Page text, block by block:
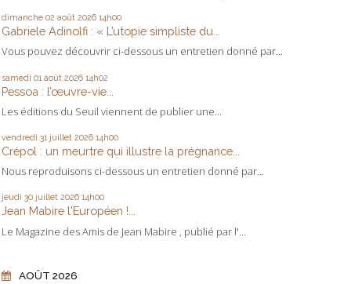
dimanche 02 août 2026 14h00
Gabriele Adinolfi : « L’utopie simpliste du...
Vous pouvez découvrir ci-dessous un entretien donné par...
samedi 01 août 2026 14h02
Pessoa : l’œuvre-vie...
Les éditions du Seuil viennent de publier une...
vendredi 31 juillet 2026 14h00
Crépol : un meurtre qui illustre la prégnance...
Nous reproduisons ci-dessous un entretien donné par...
jeudi 30 juillet 2026 14h00
Jean Mabire l'Européen !...
Le Magazine des Amis de Jean Mabire , publié par l'...
AOÛT 2026